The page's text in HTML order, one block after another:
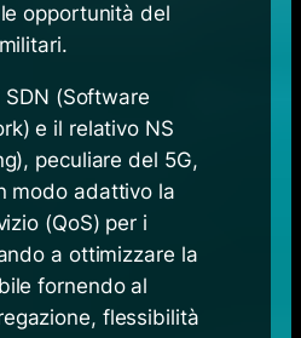
opportunità del
SDN (Software
e il relativo NS
peculiare del 5G,
modo adattivo la
(QoS) per i
a ottimizzare la
fornendo al
flessibilità